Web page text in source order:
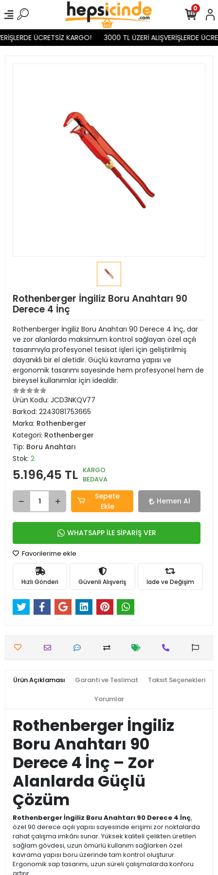
ÜCRETSİZ KARGO! 3000 TL ÜZERİ ALIŞVERİŞLERDE
0
Rothenberger İngiliz Boru Anahtarı 90
Derece 4 İnç
Rothenberger İngiliz Boru Anahtarı 90 Derece 4 İnç, dar
ve zor alanlarda maksimum kontrol sağlayan özel açılı
tasarımıyla profesyonel tesisat işleri için geliştirilmiş
dayanıklı bir el aletidir. Güçlü kavrama yapısı ve
ergonomik tasarımı sayesinde hem profesyonel hem de
bireysel kullanımlar için idealdir.
Ürün Kodu: JCD3NKQV77
Barkod: 2243081753665
Marka: Rothenberger
Kategori: Rothenberger
Tip: Boru Anahtarı
Stok: 2
5.196,45 TL KARGO
BEDAVA
Sepete
Ekle
Hemen Al
WHATSAPP İLE SİPARİŞ VER
Favorilerime ekle
Hızlı Gönderi Güvenli Alışveriş İade ve Değişim
Ürün Açıklaması Garanti ve Teslimat Taksit Seçenekleri
Yorumlar
Rothenberger İngiliz
Boru Anahtarı 90
Derece 4 İnç – Zor
Alanlarda Güçlü
Çözüm
Rothenberger İngiliz Boru Anahtarı 90 Derece 4 İnç,
özel 90 derece açılı yapısı sayesinde erişimi zor noktalarda
rahat çalışma imkânı sunar. Yüksek kaliteli çelikten üretilen
sağlam gövdesi, uzun ömürlü kullanım sağlarken özel
kavrama yapısı boru üzerinde tam kontrol oluşturur.
Ergonomik sap tasarımı, uzun süreli çalışmalarda konforu